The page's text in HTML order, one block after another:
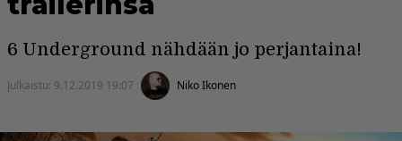
6 Underground nähdään jo perjantaina!
Julkaistu: 9.12.2019 19:07 Niko Ikonen